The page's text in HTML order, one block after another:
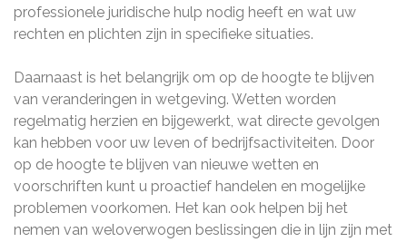
professionele juridische hulp nodig heeft en wat uw
rechten en plichten zijn in specifieke situaties.
Daarnaast is het belangrijk om op de hoogte te blijven
van veranderingen in wetgeving. Wetten worden
regelmatig herzien en bijgewerkt, wat directe gevolgen
kan hebben voor uw leven of bedrijfsactiviteiten. Door
op de hoogte te blijven van nieuwe wetten en
voorschriften kunt u proactief handelen en mogelijke
problemen voorkomen. Het kan ook helpen bij het
nemen van weloverwogen beslissingen die in lijn zijn met